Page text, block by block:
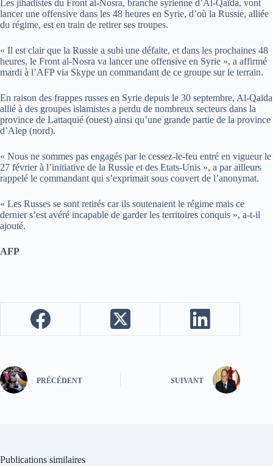
Les jihadistes du Front al-Nosra, branche syrienne d’Al-Qaïda, vont
lancer une offensive dans les 48 heures en Syrie, d’où la Russie, alliée
du régime, est en train de retirer ses troupes.
« Il est clair que la Russie a subi une défaite, et dans les prochaines 48
heures, le Front al-Nosra va lancer une offensive en Syrie », a affirmé
mardi à l’AFP via Skype un commandant de ce groupe sur le terrain.
En raison des frappes russes en Syrie depuis le 30 septembre, Al-Qaïda
allié à des groupes islamistes a perdu de nombreux secteurs dans la
province de Lattaquié (ouest) ainsi qu’une grande partie de la province
d’Alep (nord).
« Nous ne sommes pas engagés par le cessez-le-feu entré en vigueur le
27 février à l’initiative de la Russie et des Etats-Unis », a par ailleurs
rappelé le commandant qui s’exprimait sous couvert de l’anonymat.
« Les Russes se sont retirés car ils soutenaient le régime mais ce
dernier s’est avéré incapable de garder les territoires conquis », a-t-il
ajouté.
AFP
PRÉCÉDENT SUIVANT
Publications similaires